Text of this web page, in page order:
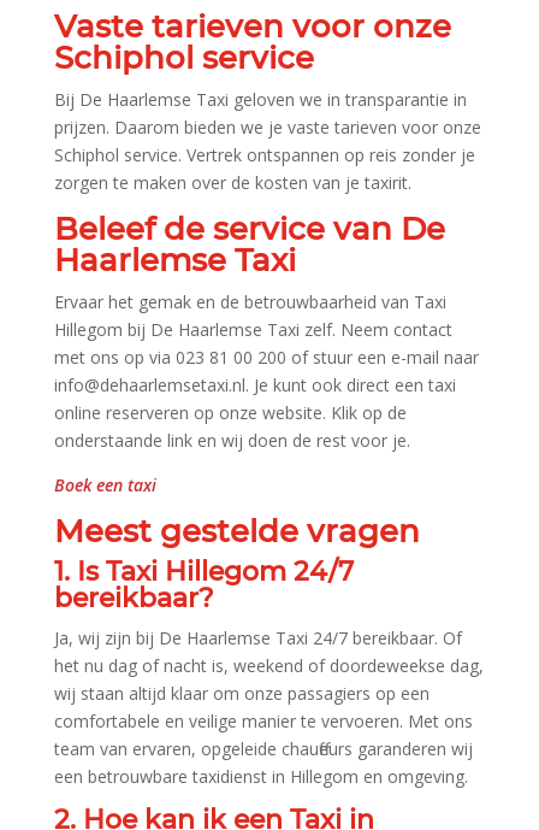
Vaste tarieven voor onze
Schiphol service
Bij De Haarlemse Taxi geloven we in transparantie in
prijzen.​ Daarom bieden we je vaste tarieven voor onze
Schiphol service.​ Vertrek ontspannen op reis zonder je
zorgen te maken over de kosten van je taxirit.​
Beleef de service van De
Haarlemse Taxi
Ervaar het gemak en de betrouwbaarheid van Taxi
Hillegom bij De Haarlemse Taxi zelf.​ Neem contact
met ons op via 023 81 00 200 of stuur een e-mail naar
info@dehaarlemsetaxi.​nl.​ Je kunt ook direct een taxi
online reserveren op onze website.​ Klik op de
onderstaande link en wij doen de rest voor je.​
Boek een taxi
Meest gestelde vragen
1.​ Is Taxi Hillegom 24/7
bereikbaar?
Ja, wij zijn bij De Haarlemse Taxi 24/7 bereikbaar.​ Of
het nu dag of nacht is, weekend of doordeweekse dag,
wij staan altijd klaar om onze passagiers op een
comfortabele en veilige manier te vervoeren.​ Met ons
team van ervaren, opgeleide chauffeurs garanderen wij
een betrouwbare taxidienst in Hillegom en omgeving.​
2.​ Hoe kan ik een Taxi in